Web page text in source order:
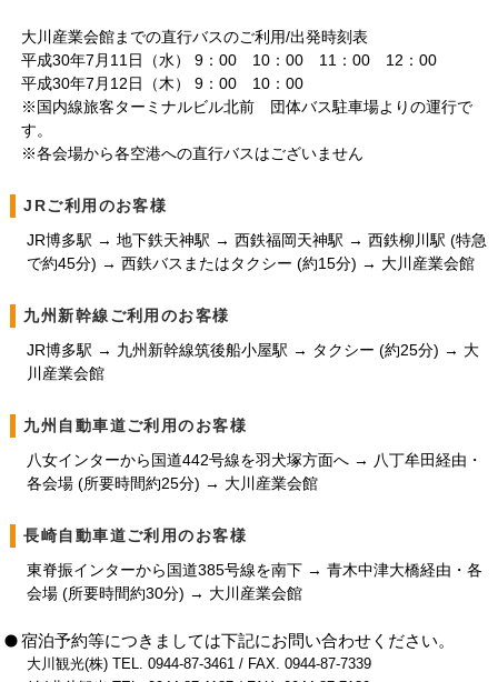
大川産業会館までの直行バスのご利用/出発時刻表
平成30年7月11日（水） 9：00 10：00 11：00 12：00
平成30年7月12日（木） 9：00 10：00
※国内線旅客ターミナルビル北前 団体バス駐車場よりの運行で
す。
※各会場から各空港への直行バスはございません
JRご利用のお客様
JR博多駅 → 地下鉄天神駅 → 西鉄福岡天神駅 → 西鉄柳川駅 (特急
で約45分) → 西鉄バスまたはタクシー (約15分) → 大川産業会館
九州新幹線ご利用のお客様
JR博多駅 → 九州新幹線筑後船小屋駅 → タクシー (約25分) → 大
川産業会館
九州自動車道ご利用のお客様
八女インターから国道442号線を羽犬塚方面へ → 八丁牟田経由・
各会場 (所要時間約25分) → 大川産業会館
長崎自動車道ご利用のお客様
東脊振インターから国道385号線を南下 → 青木中津大橋経由・各
会場 (所要時間約30分) → 大川産業会館
宿泊予約等につきましては下記にお問い合わせください。
大川観光(株) TEL. 0944-87-3461 / FAX. 0944-87-7339